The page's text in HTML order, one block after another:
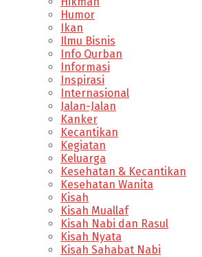
Humor
Ikan
Ilmu Bisnis
Info Qurban
Informasi
Inspirasi
Internasional
Jalan-Jalan
Kanker
Kecantikan
Kegiatan
Keluarga
Kesehatan & Kecantikan
Kesehatan Wanita
Kisah
Kisah Muallaf
Kisah Nabi dan Rasul
Kisah Nyata
Kisah Sahabat Nabi